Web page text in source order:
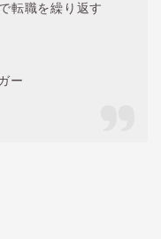
転職を繰り返す
ー